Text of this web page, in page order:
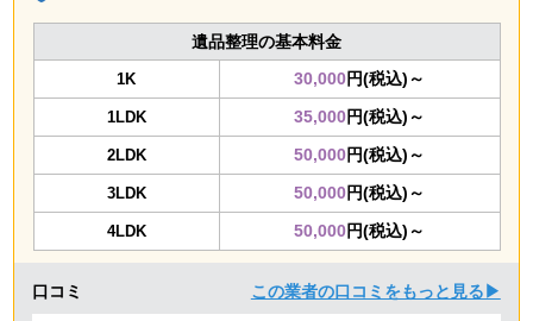
遺品整理の基本料金
1K 30,000円(税込)～
1LDK 35,000円(税込)～
2LDK 50,000円(税込)～
3LDK 50,000円(税込)～
4LDK 50,000円(税込)～
口コミ この業者の口コミをもっと見る▶